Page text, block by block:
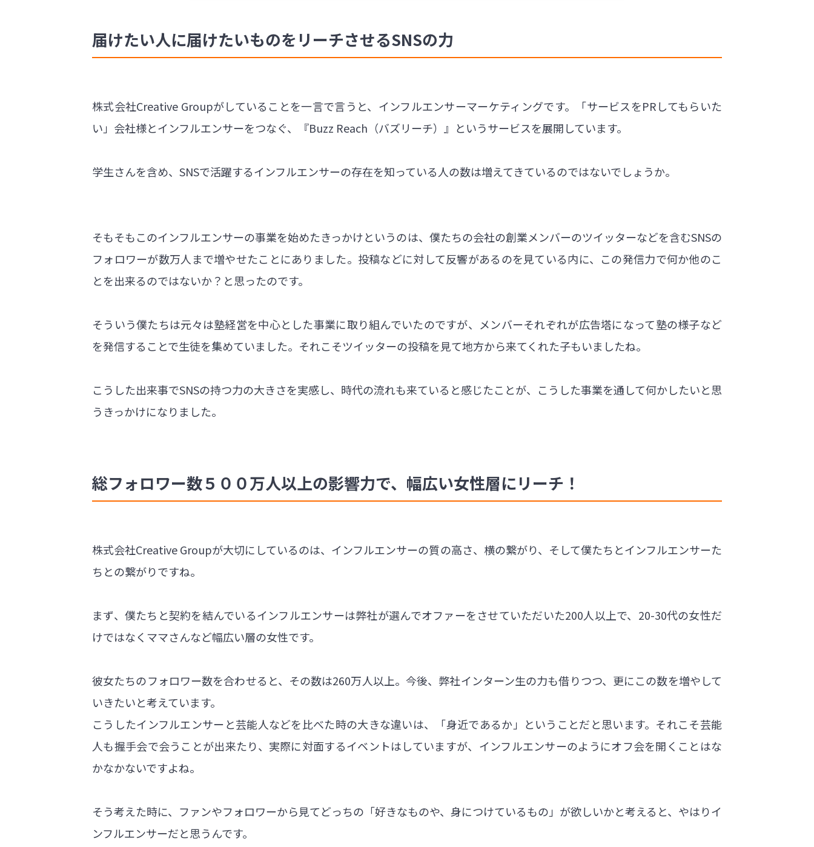
届けたい人に届けたいものをリーチさせるSNSの力
株式会社Creative Groupがしていることを一言で言うと、インフルエンサーマーケティングです。「サービスをPRしてもらいた
い」会社様とインフルエンサーをつなぐ、『Buzz Reach（バズリーチ）』というサービスを展開しています。
学生さんを含め、SNSで活躍するインフルエンサーの存在を知っている人の数は増えてきているのではないでしょうか。
そもそもこのインフルエンサーの事業を始めたきっかけというのは、僕たちの会社の創業メンバーのツイッターなどを含むSNSの
フォロワーが数万人まで増やせたことにありました。投稿などに対して反響があるのを見ている内に、この発信力で何か他のこ
とを出来るのではないか？と思ったのです。
そういう僕たちは元々は塾経営を中心とした事業に取り組んでいたのですが、メンバーそれぞれが広告塔になって塾の様子など
を発信することで生徒を集めていました。それこそツイッターの投稿を見て地方から来てくれた子もいましたね。
こうした出来事でSNSの持つ力の大きさを実感し、時代の流れも来ていると感じたことが、こうした事業を通して何かしたいと思
うきっかけになりました。
総フォロワー数５００万人以上の影響力で、幅広い女性層にリーチ！
株式会社Creative Groupが大切にしているのは、インフルエンサーの質の高さ、横の繋がり、そして僕たちとインフルエンサーた
ちとの繋がりですね。
まず、僕たちと契約を結んでいるインフルエンサーは弊社が選んでオファーをさせていただいた200人以上で、20-30代の女性だ
けではなくママさんなど幅広い層の女性です。
彼女たちのフォロワー数を合わせると、その数は260万人以上。今後、弊社インターン生の力も借りつつ、更にこの数を増やして
いきたいと考えています。
こうしたインフルエンサーと芸能人などを比べた時の大きな違いは、「身近であるか」ということだと思います。それこそ芸能
人も握手会で会うことが出来たり、実際に対面するイベントはしていますが、インフルエンサーのようにオフ会を開くことはな
かなかないですよね。
そう考えた時に、ファンやフォロワーから見てどっちの「好きなものや、身につけているもの」が欲しいかと考えると、やはりイ
ンフルエンサーだと思うんです。